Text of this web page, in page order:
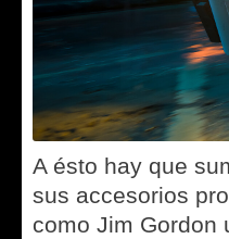
A ésto hay que
sus accesorios
como Jim Gordon